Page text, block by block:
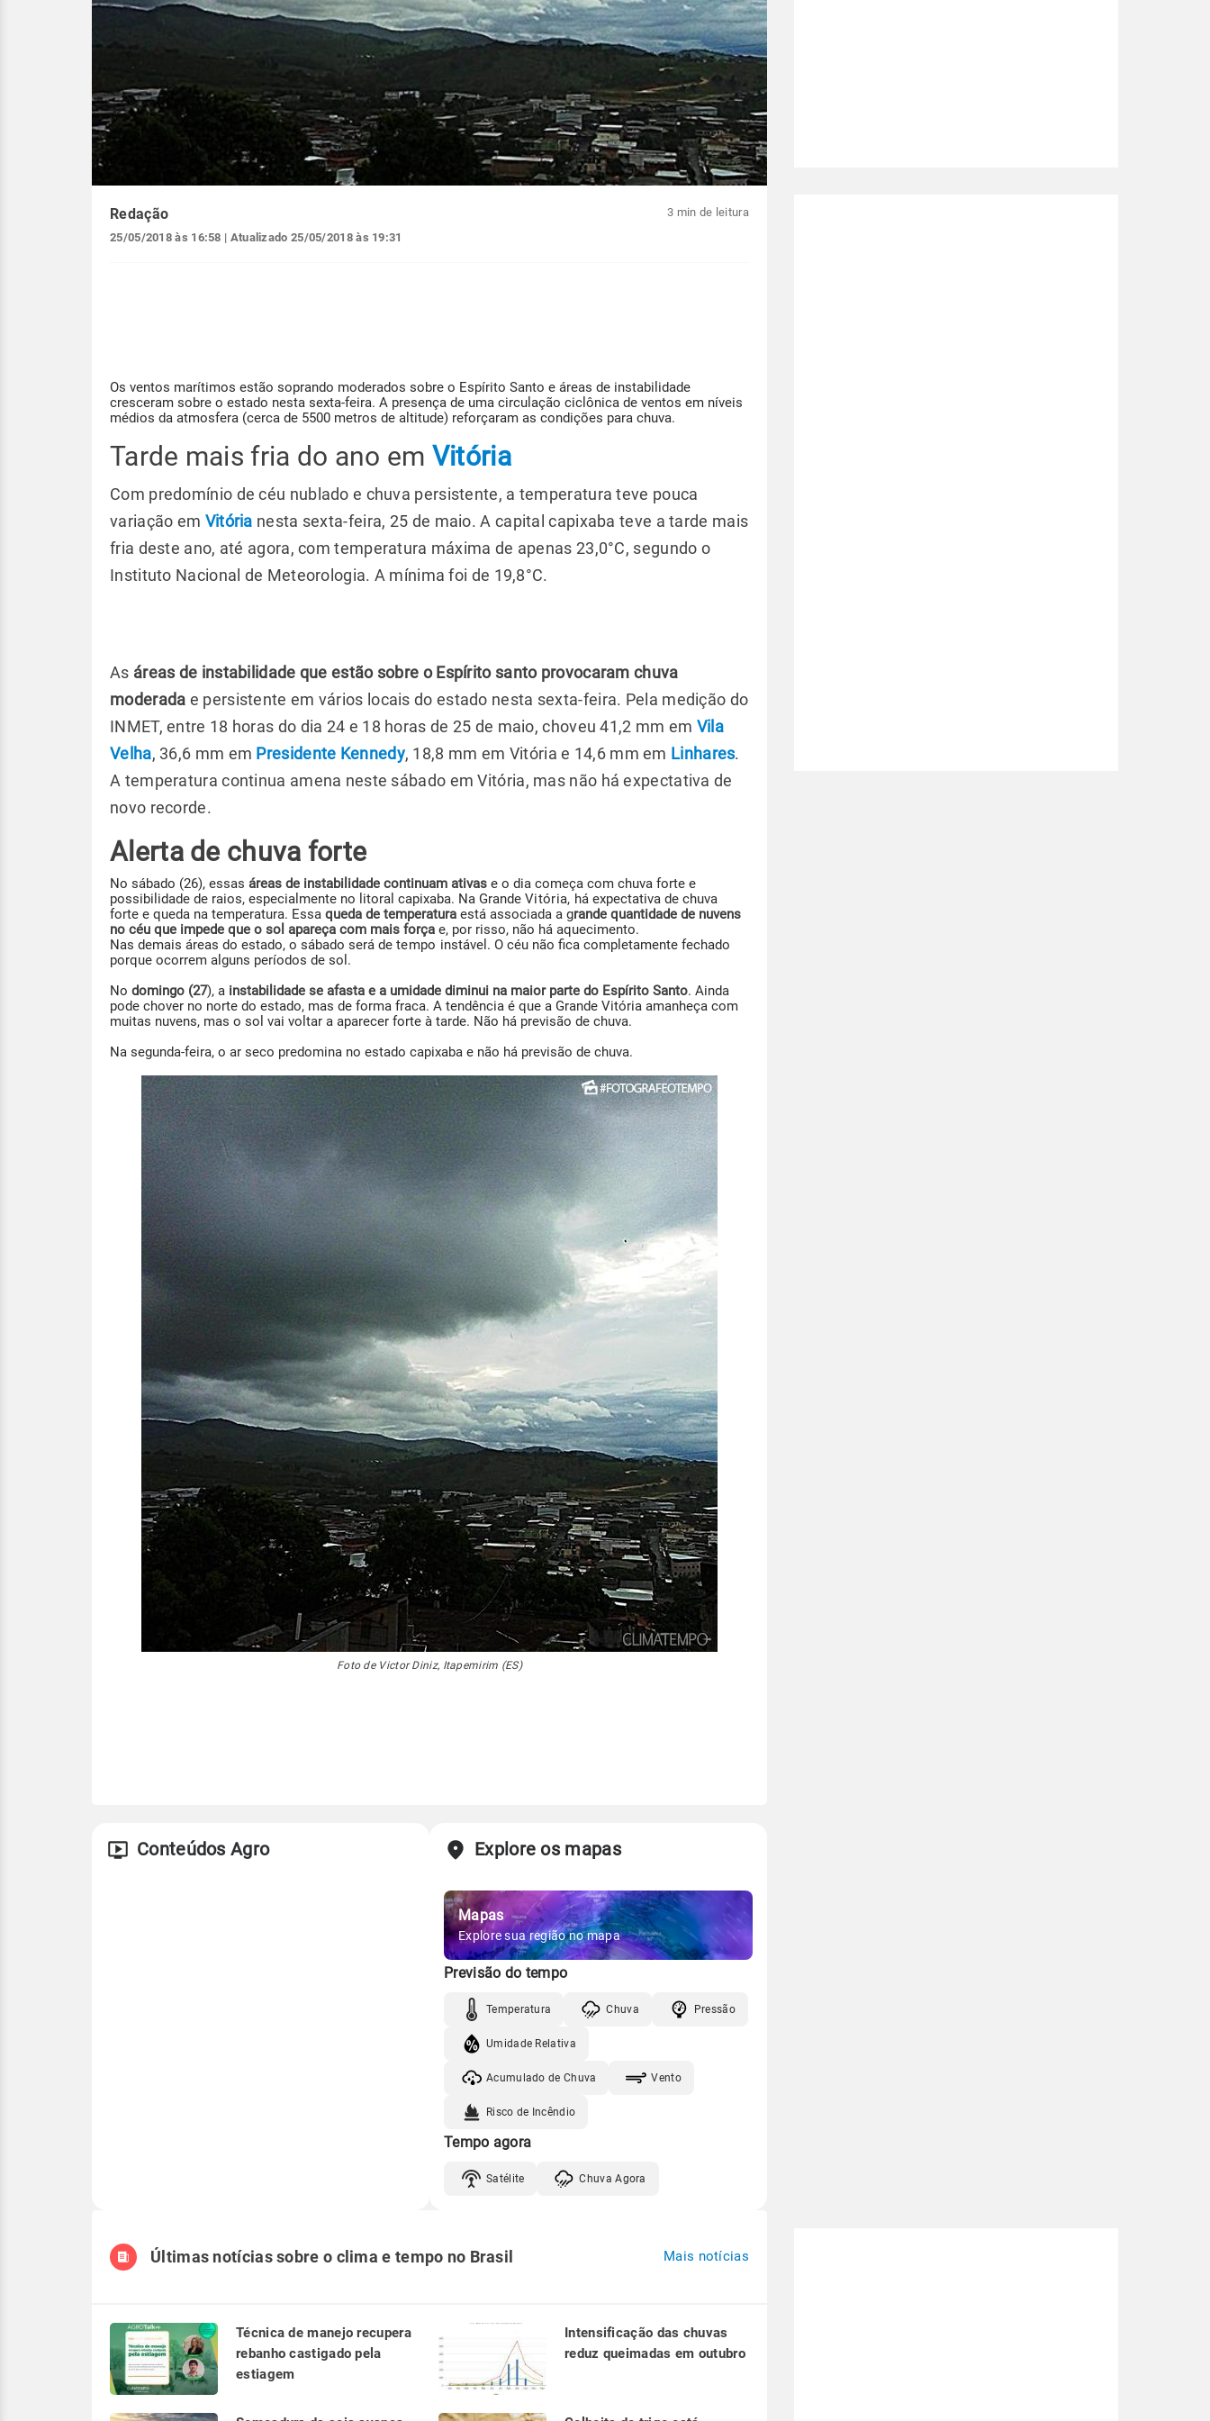
Redação
25/05/2018 às 16:58 | Atualizado 25/05/2018 às 19:31
3 min de leitura
Os ventos marítimos estão soprando moderados sobre o Espírito Santo e áreas de instabilidade
cresceram sobre o estado nesta sexta-feira. A presença de uma circulação ciclônica de ventos em níveis
médios da atmosfera (cerca de 5500 metros de altitude) reforçaram as condições para chuva.
Tarde mais fria do ano em Vitória
Com predomínio de céu nublado e chuva persistente, a temperatura teve pouca
variação em Vitória nesta sexta-feira, 25 de maio. A capital capixaba teve a tarde mais
fria deste ano, até agora, com temperatura máxima de apenas 23,0°C, segundo o
Instituto Nacional de Meteorologia. A mínima foi de 19,8°C.
As áreas de instabilidade que estão sobre o Espírito santo provocaram chuva
moderada e persistente em vários locais do estado nesta sexta-feira. Pela medição do
INMET, entre 18 horas do dia 24 e 18 horas de 25 de maio, choveu 41,2 mm em Vila
Velha, 36,6 mm em Presidente Kennedy, 18,8 mm em Vitória e 14,6 mm em Linhares.
A temperatura continua amena neste sábado em Vitória, mas não há expectativa de
novo recorde.
Alerta de chuva forte
No sábado (26), essas áreas de instabilidade continuam ativas e o dia começa com chuva forte e
possibilidade de raios, especialmente no litoral capixaba. Na Grande Vitória, há expectativa de chuva
forte e queda na temperatura. Essa queda de temperatura está associada a grande quantidade de nuvens
no céu que impede que o sol apareça com mais força e, por risso, não há aquecimento.
Nas demais áreas do estado, o sábado será de tempo instável. O céu não fica completamente fechado
porque ocorrem alguns períodos de sol.
No domingo (27), a instabilidade se afasta e a umidade diminui na maior parte do Espírito Santo. Ainda
pode chover no norte do estado, mas de forma fraca. A tendência é que a Grande Vitória amanheça com
muitas nuvens, mas o sol vai voltar a aparecer forte à tarde. Não há previsão de chuva.
Na segunda-feira, o ar seco predomina no estado capixaba e não há previsão de chuva.
Foto de Victor Diniz, Itapemirim (ES)
Conteúdos Agro Explore os mapas
Mapas
Explore sua região no mapa
Previsão do tempo
Temperatura Chuva Pressão
Umidade Relativa
Acumulado de Chuva Vento
Risco de Incêndio
Tempo agora
Satélite Chuva Agora
Últimas notícias sobre o clima e tempo no Brasil Mais notícias
Técnica de manejo recupera
rebanho castigado pela
estiagem
Intensificação das chuvas
reduz queimadas em outubro